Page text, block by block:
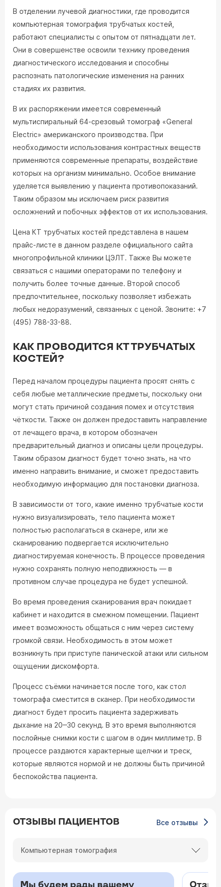
В отделении лучевой диагностики, где проводится
компьютерная томография трубчатых костей,
работают специалисты с опытом от пятнадцати лет.
Они в совершенстве освоили технику проведения
диагностического исследования и способны
распознать патологические изменения на ранних
стадиях их развития.
В их распоряжении имеется современный
мультиспиральный 64-срезовый томограф «General
Electric» американского производства. При
необходимости использования контрастных веществ
применяются современные препараты, воздействие
которых на организм минимально. Особое внимание
уделяется выявлению у пациента противопоказаний.
Таким образом мы исключаем риск развития
осложнений и побочных эффектов от их использования.
Цена КТ трубчатых костей представлена в нашем
прайс-листе в данном разделе официального сайта
многопрофильной клиники ЦЭЛТ. Также Вы можете
связаться с нашими операторами по телефону и
получить более точные данные. Второй способ
предпочтительнее, поскольку позволяет избежать
любых недоразумений, связанных с ценой. Звоните: +7
(495) 788-33-88.
КАК ПРОВОДИТСЯ КТ ТРУБЧАТЫХ
КОСТЕЙ?
Перед началом процедуры пациента просят снять с
себя любые металлические предметы, поскольку они
могут стать причиной создания помех и отсутствия
чёткости. Также он должен предоставить направление
от лечащего врача, в котором обозначен
предварительный диагноз и описаны цели процедуры.
Таким образом диагност будет точно знать, на что
именно направить внимание, и сможет предоставить
необходимую информацию для постановки диагноза.
В зависимости от того, какие именно трубчатые кости
нужно визуализировать, тело пациента может
полностью располагаться в сканере, или же
сканированию подвергается исключительно
диагностируемая конечность. В процессе проведения
нужно сохранять полную неподвижность — в
противном случае процедура не будет успешной.
Во время проведения сканирования врач покидает
кабинет и находится в смежном помещении. Пациент
имеет возможность общаться с ним через систему
громкой связи. Необходимость в этом может
возникнуть при приступе панической атаки или сильном
ощущении дискомфорта.
Процесс съёмки начинается после того, как стол
томографа сместится в сканер. При необходимости
диагност будет просить пациента задерживать
дыхание на 20‒30 секунд. В это время выполняются
послойные снимки кости с шагом в один миллиметр. В
процессе раздаются характерные щелчки и треск,
которые являются нормой и не должны быть причиной
беспокойства пациента.
ОТЗЫВЫ ПАЦИЕНТОВ Все отзывы
Компьютерная томография
Мы будем рады вашему